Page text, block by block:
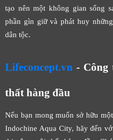
tạo nên một không gian sống
phần gìn giữ và phát huy
dân tộc.
Lifeconcept.vn - Công
thất hàng đầu
Nếu bạn mong muốn sở hữu
Indochine Aqua City, hãy đến